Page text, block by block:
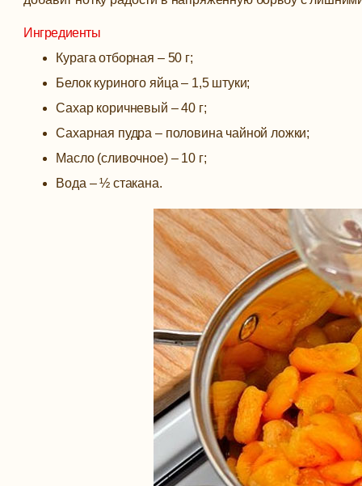
Ингредиенты
Курага отборная – 50 г;
Белок куриного яйца – 1,5 штуки;
Сахар коричневый – 40 г;
Сахарная пудра – половина чайной ложки;
Масло (сливочное) – 10 г;
Вода – ½ стакана.